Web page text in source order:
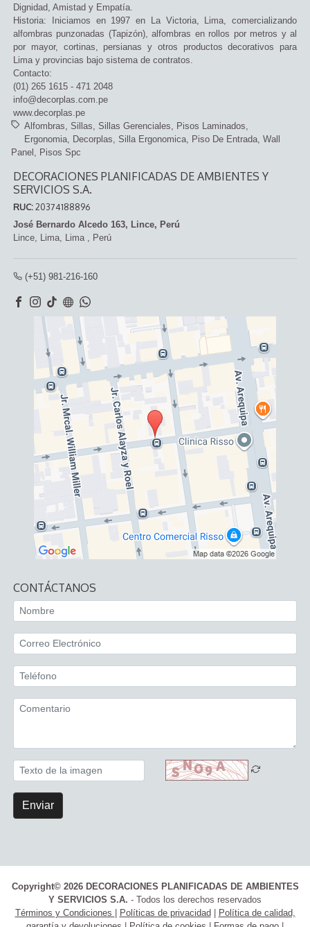
Dignidad, Amistad y Empatía.
Historia: Iniciamos en 1997 en La Victoria, Lima, comercializando
alfombras punzonadas (Tapizón), alfombras en rollos por metros y al
por mayor, cortinas, persianas y otros productos decorativos para
Lima y provincias bajo sistema de contratos.
Contacto:
(01) 265 1615 - 471 2048
info@decorplas.com.pe
www.decorplas.pe
Alfombras
Sillas Sillas Gerenciales
Pisos Laminados
Ergonomia
Decorplas Silla Ergonomica Piso De Entrada Wall
Panel
Pisos Spc
DECORACIONES PLANIFICADAS DE AMBIENTES Y
SERVICIOS S.A.
RUC:20374188896
José Bernardo Alcedo 163, Lince, Perú
Lince,
Lima, Lima Perú
(+51) 981-216-160
CONTÁCTANOS
Enviar
Copyright© 2026 DECORACIONES PLANIFICADAS DE AMBIENTES
Y SERVICIOS S.A. - Todos los derechos reservados
Términos y Condiciones
Políticas de privacidad
Política de calidad,